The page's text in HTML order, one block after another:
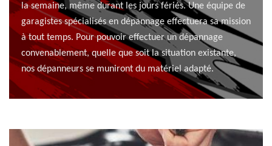
la semaine, même durant les jours fériés. Une équipe de
garagistes spécialisés en dépannage effectuera sa mission
à tout temps. Pour pouvoir effectuer un dépannage
convenablement, quelle que soit la situation existante,
nos dépanneurs se muniront du matériel adapté.